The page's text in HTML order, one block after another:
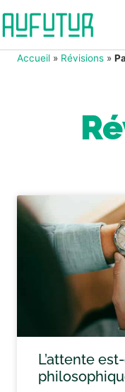
Accueil » Révisions »
L’attente